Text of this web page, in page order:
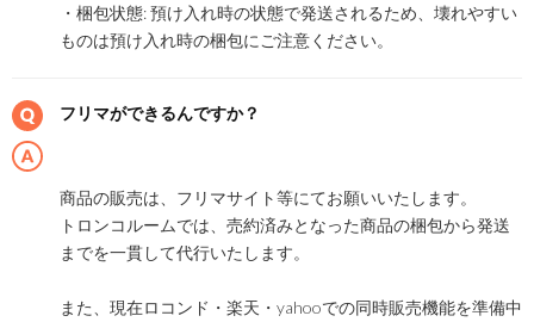
・梱包状態: 預け入れ時の状態で発送されるため、壊れやすい
ものは預け入れ時の梱包にご注意ください。
フリマができるんですか？
商品の販売は、フリマサイト等にてお願いいたします。
トロンコルームでは、売約済みとなった商品の梱包から発送
までを一貫して代行いたします。
また、現在ロコンド・楽天・yahooでの同時販売機能を準備中